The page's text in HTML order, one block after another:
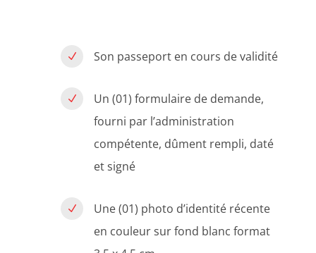
N Son passeport en cours de validité
N
Un (01) formulaire de demande,
fourni par l’administration
compétente, dûment rempli, daté
et signé
N
Une (01) photo d’identité récente
en couleur sur fond blanc format